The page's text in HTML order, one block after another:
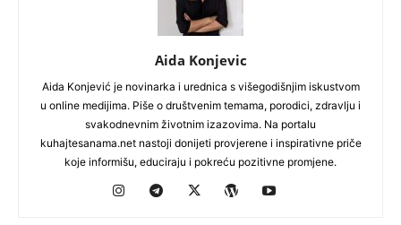
Aida Konjevic
Aida Konjević je novinarka i urednica s višegodišnjim iskustvom
u online medijima. Piše o društvenim temama, porodici, zdravlju i
svakodnevnim životnim izazovima. Na portalu
kuhajtesanama.net nastoji donijeti provjerene i inspirativne priče
koje informišu, educiraju i pokreću pozitivne promjene.